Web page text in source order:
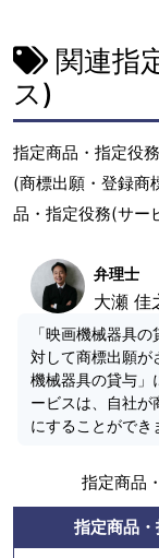
関連指
ス)
指定商品・指定役
(商標出願・登録商
品・指定役務(サー
弁理士
大瀬 佳
「映画機械器具
対して商標出願が
機械器具の貸与」
ービスは、自社が
にすることができ
指定商品
指定商品